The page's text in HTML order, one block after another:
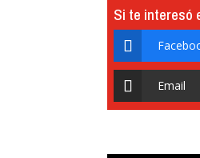
Si te interesó
Email